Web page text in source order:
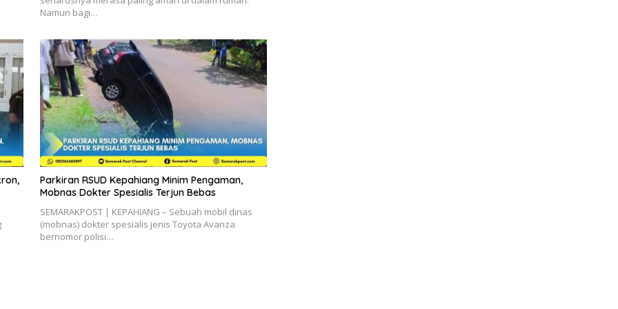
Namun bagi…
Parkiran RSUD Kepahiang Minim Pengaman,
Mobnas Dokter Spesialis Terjun Bebas
SEMARAKPOST | KEPAHIANG – Sebuah mobil dinas
(mobnas) dokter spesialis jenis Toyota Avanza
bernomor polisi…